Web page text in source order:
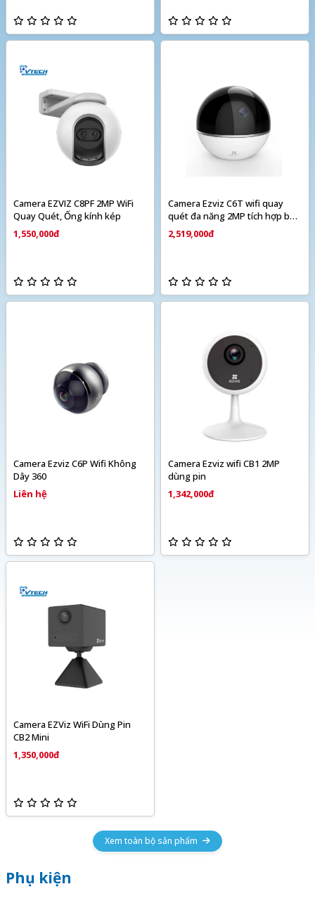
Camera EZVIZ C8PF 2MP WiFi
Quay Quét, Ống kính kép
1,550,000đ
Camera Ezviz C6T wifi quay
quét đa năng 2MP tích hợp báo
động
2,519,000đ
Camera Ezviz C6P Wifi Không
Dây 360
Liên hệ
Camera Ezviz wifi CB1 2MP
dùng pin
1,342,000đ
Camera EZViz WiFi Dùng Pin
CB2 Mini
1,350,000đ
Xem toàn bộ sản phẩm
Phụ kiện